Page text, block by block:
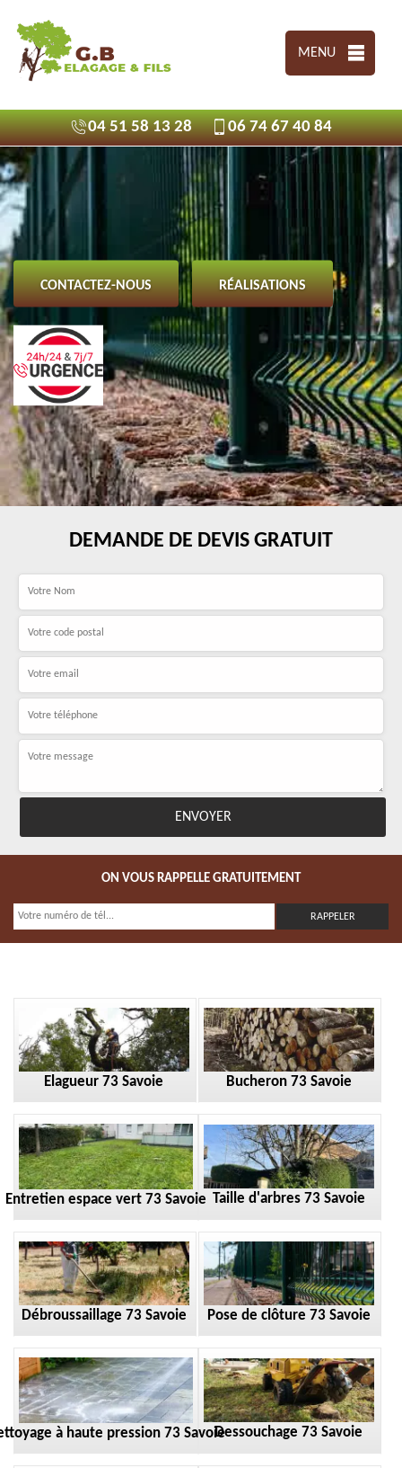
MENU
04 51 58 13 28 06 74 67 40 84
CONTACTEZ-NOUS RÉALISATIONS
DEMANDE DE DEVIS GRATUIT
ON VOUS RAPPELLE GRATUITEMENT
Elagueur 73 Savoie Bucheron 73 Savoie
Entretien espace vert 73 Savoie Taille d'arbres 73 Savoie
Débroussaillage 73 Savoie Pose de clôture 73 Savoie
à haute pression 73 SavoieDessouchage 73 Savoie